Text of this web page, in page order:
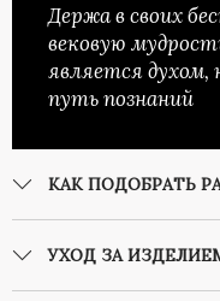
Держа в своих
вековую
является
путь познаний
КАК ПОДОБРАТЬ
УХОД ЗА